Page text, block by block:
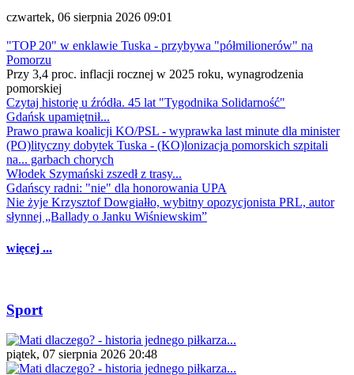
czwartek, 06 sierpnia 2026 09:01
"TOP 20" w enklawie Tuska - przybywa "półmilionerów" na
Pomorzu
Przy 3,4 proc. inflacji rocznej w 2025 roku, wynagrodzenia
pomorskiej
Czytaj historię u źródła. 45 lat "Tygodnika Solidarność"
Gdańsk upamiętnił...
Prawo prawa koalicji KO/PSL - wyprawka last minute dla minister
(PO)lityczny dobytek Tuska - (KO)lonizacja pomorskich szpitali
na... garbach chorych
Włodek Szymański zszedł z trasy...
Gdańscy radni: "nie" dla honorowania UPA
Nie żyje Krzysztof Dowgiałło, wybitny opozycjonista PRL, autor
słynnej „Ballady o Janku Wiśniewskim”
więcej ...
Sport
piątek, 07 sierpnia 2026 20:48